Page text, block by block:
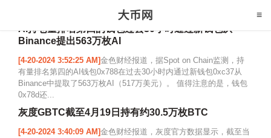
AI持仓量排名第四的钱包过去30小时通过新钱包从
Binance提出563万枚AI
[4-20-2024 3:52:25 AM]金色财经报道，据Spot on Chain监测，持
有量排名第四的AI钱包0x788在过去30小时内通过新钱包0xc37从
Binance中提取了563万枚AI（517万美元）。 值得注意的是，钱包
0x78d还...
灰度GBTC截至4月19日持有约30.5万枚BTC
[4-20-2024 3:40:09 AM]金色财经报道，灰度官方数据显示，截至当